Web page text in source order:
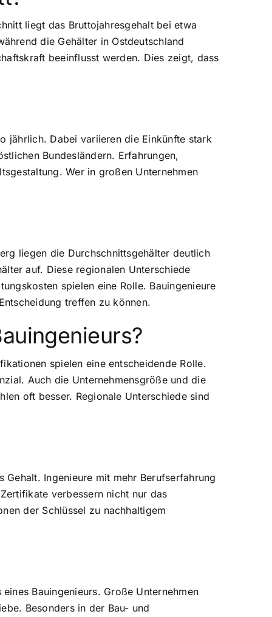
liegt das Bruttojahresgehalt bei etwa
die Gehälter in Ostdeutschland
beeinflusst werden. Dies zeigt, dass
jährlich. Dabei variieren die Einkünfte stark
Bundesländern. Erfahrungen,
Wer in großen Unternehmen
liegen die Durchschnittsgehälter deutlich
auf. Diese regionalen Unterschiede
spielen eine Rolle. Bauingenieure
treffen zu können.
spielen eine entscheidende Rolle.
Auch die Unternehmensgröße und die
oft besser. Regionale Unterschiede sind
Ingenieure mit mehr Berufserfahrung
verbessern nicht nur das
der Schlüssel zu nachhaltigem
Bauingenieurs. Große Unternehmen
Besonders in der Bau- und